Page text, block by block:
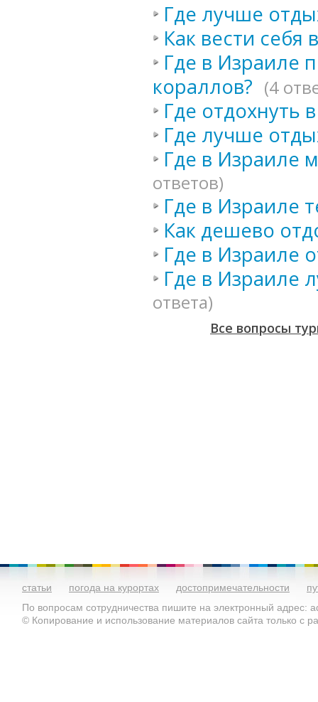
Где лучше
Как вести себя
Где в Израиле
кораллов? (4
Где отдохнуть
Где лучше
Где в Израиле
ответов)
Где в Израиле
Как дешево
Где в Израиле
Где в Израиле
ответа)
Все вопросы
статьи погода на курортах достопримечательности
По вопросам сотрудничества пишите на электронный адрес:
© Копирование и использование материалов сайта только с